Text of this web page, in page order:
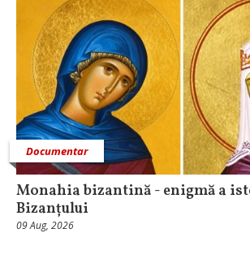
Documentar
Monahia bizantină - enigmă a
Bizanțului
09 Aug, 2026